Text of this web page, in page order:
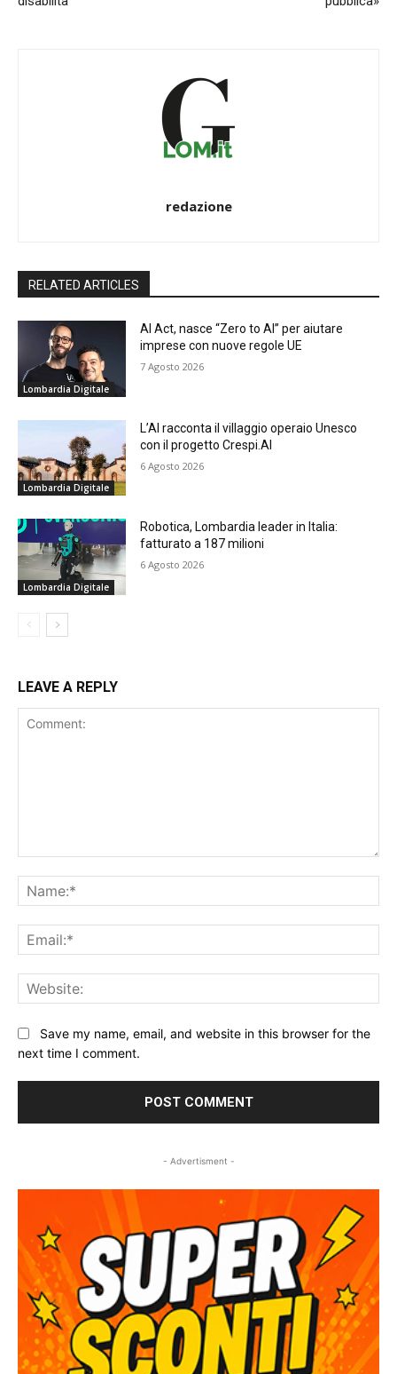
redazione
RELATED ARTICLES
Lombardia Digitale
AI Act, nasce “Zero to AI” per aiutare
imprese con nuove regole UE
7 Agosto 2026
Lombardia Digitale
L’AI racconta il villaggio operaio Unesco
con il progetto Crespi.AI
6 Agosto 2026
Lombardia Digitale
Robotica, Lombardia leader in Italia:
fatturato a 187 milioni
6 Agosto 2026
LEAVE A REPLY
Save my name, email, and website in this browser for the
next time I comment.
- Advertisment -